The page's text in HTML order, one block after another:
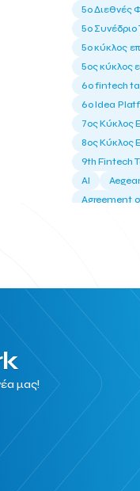
5ο Διεθνές
5ο Συνέδριο
5ο κύκλος
5ος κύκλος
6o fintech
6ο Idea
7ος Κύκλος
8ος Κύκλος
9th Fintech
AI
Agreement
Amirandes
Angela
Archimedes
Artificial
Athens
Athens
Business
Best
Bizrupt
Borrn
Cactus
μας!